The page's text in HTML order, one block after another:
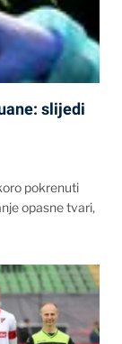
slijedi
pokrenuti
opasne tvari,